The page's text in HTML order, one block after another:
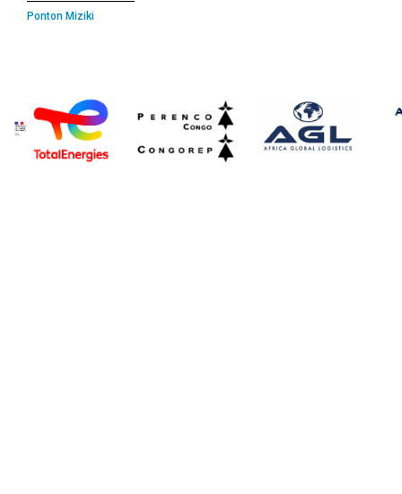
Ponton Miziki